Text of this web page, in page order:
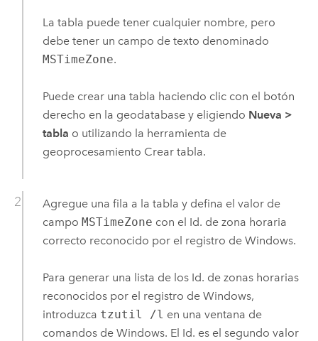
La tabla puede tener cualquier nombre, pero
debe tener un campo de texto denominado
MSTimeZone.
Puede crear una tabla haciendo clic con el botón
derecho en la geodatabase y eligiendo Nueva >
tabla o utilizando la herramienta de
geoprocesamiento Crear tabla.
Agregue una fila a la tabla y defina el valor de
campo MSTimeZone con el Id. de zona horaria
correcto reconocido por el registro de Windows.
Para generar una lista de los Id. de zonas horarias
reconocidos por el registro de Windows,
introduzca tzutil /l en una ventana de
comandos de Windows. El Id. es el segundo valor